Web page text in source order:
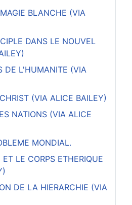
BLANCHE (VIA
DANS LE NOUVEL
DE L'HUMANITE (VIA
(VIA ALICE BAILEY)
NATIONS (VIA ALICE
MONDIAL.
LE CORPS ETHERIQUE
DE LA HIERARCHIE (VIA